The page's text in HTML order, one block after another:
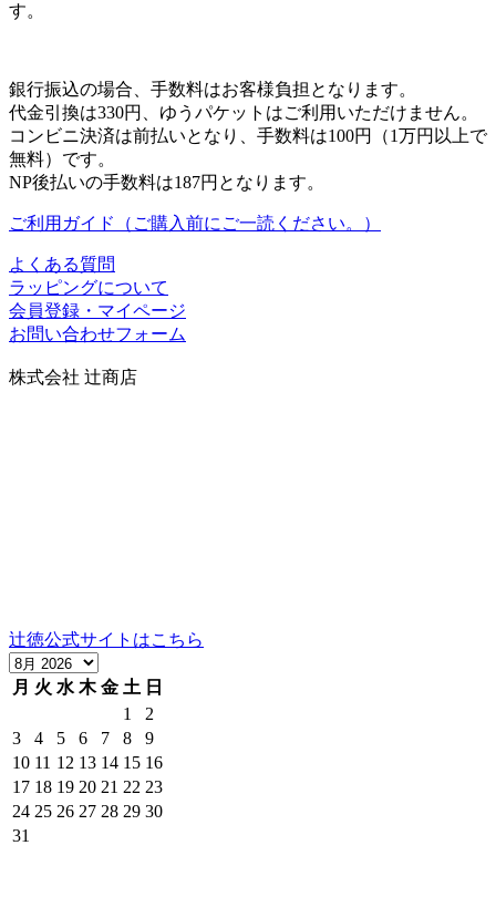
す。
銀行振込の場合、手数料はお客様負担となります。
代金引換は330円、ゆうパケットはご利用いただけません。
コンビニ決済は前払いとなり、手数料は100円（1万円以上で
無料）です。
NP後払いの手数料は187円となります。
ご利用ガイド（ご購入前にご一読ください。）
よくある質問
ラッピングについて
会員登録・マイページ
お問い合わせフォーム
株式会社 辻商店
辻徳公式サイトはこちら
月 火 水 木 金 土 日
1
2
3
4 5 6 7 8
9
10 11 12 13 14 15 16
17 18 19 20 21 22 23
24 25 26 27 28 29 30
31